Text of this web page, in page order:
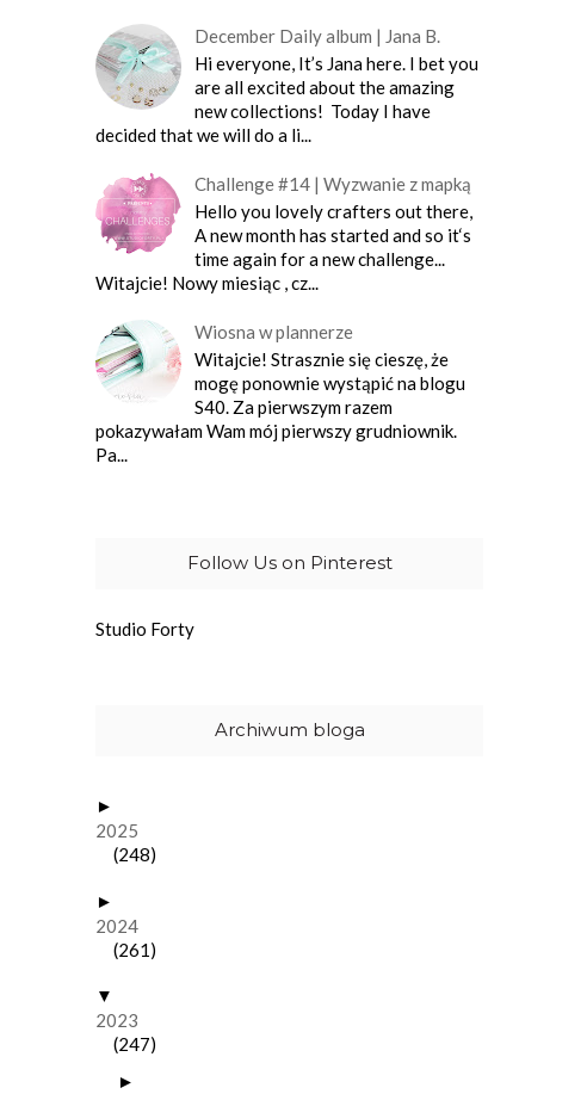
December Daily album | Jana B.
Hi everyone, It’s Jana here. I bet you
are all excited about the amazing
new collections! Today I have
decided that we will do a li...
Challenge #14 | Wyzwanie z mapką
Hello you lovely crafters out there,
A new month has started and so it‘s
time again for a new challenge...
Witajcie! Nowy miesiąc , cz...
Wiosna w plannerze
Witajcie! Strasznie się cieszę, że
mogę ponownie wystąpić na blogu
S40. Za pierwszym razem
pokazywałam Wam mój pierwszy grudniownik.
Pa...
Follow Us on Pinterest
Studio Forty
Archiwum bloga
►
2025
(248)
►
2024
(261)
▼
2023
(247)
►